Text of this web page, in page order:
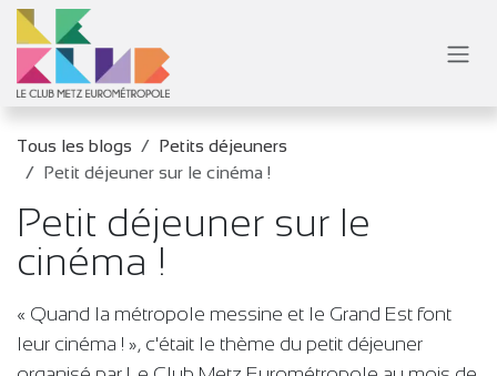
Se rendre au contenu
Tous les blogs
Petits déjeuners
Petit déjeuner sur le cinéma !
Petit déjeuner sur le
cinéma !
« Quand la métropole messine et le Grand Est font
leur cinéma ! », c'était le thème du petit déjeuner